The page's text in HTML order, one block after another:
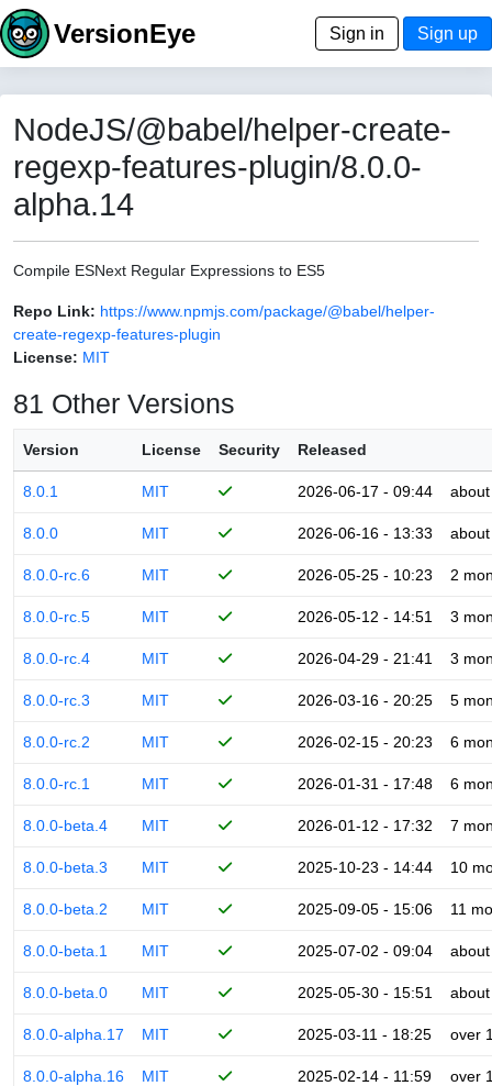
VersionEye Sign in Sign up
NodeJS/@babel/helper-create-
regexp-features-plugin/8.0.0-
alpha.14
Compile ESNext Regular Expressions to ES5
Repo Link: https://www.npmjs.com/package/@babel/helper-
create-regexp-features-plugin
License: MIT
81 Other Versions
Version License Security Released
8.0.1 MIT 2026-06-17 - 09:44
8.0.0 MIT 2026-06-16 - 13:33
8.0.0-rc.6 MIT 2026-05-25 - 10:23 2
8.0.0-rc.5 MIT 2026-05-12 - 14:51 3
8.0.0-rc.4 MIT 2026-04-29 - 21:41 3
8.0.0-rc.3 MIT 2026-03-16 - 20:25 5
8.0.0-rc.2 MIT 2026-02-15 - 20:23 6
8.0.0-rc.1 MIT 2026-01-31 - 17:48 6
8.0.0-beta.4 MIT 2026-01-12 - 17:32 7
8.0.0-beta.3 MIT 2025-10-23 - 14:44 10
8.0.0-beta.2 MIT 2025-09-05 - 15:06 11
8.0.0-beta.1 MIT 2025-07-02 - 09:04
8.0.0-beta.0 MIT 2025-05-30 - 15:51
8.0.0-alpha.17 MIT 2025-03-11 - 18:25 over
8.0.0-alpha.16 MIT 2025-02-14 - 11:59 over